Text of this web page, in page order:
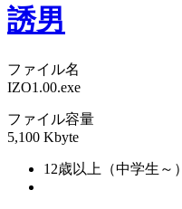
誘男
ファイル名
IZO1.00.exe
ファイル容量
5,100 Kbyte
12歳以上（中学生～）